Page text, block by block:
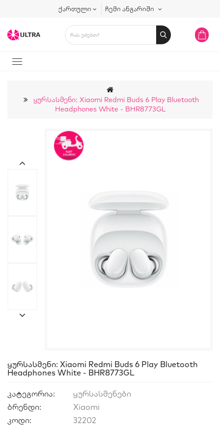
ქართული ჩემი ანგარიში
Ყურსასმენი: Xiaomi Redmi Buds 6 Play Bluetooth
Headphones White - BHR8773GL
Ყურსასმენი: Xiaomi Redmi Buds 6 Play Bluetooth
Headphones White - BHR8773GL
კატეგორია:
ყურსასმენები
ბრენდი:
Xiaomi
კოდი:
32202